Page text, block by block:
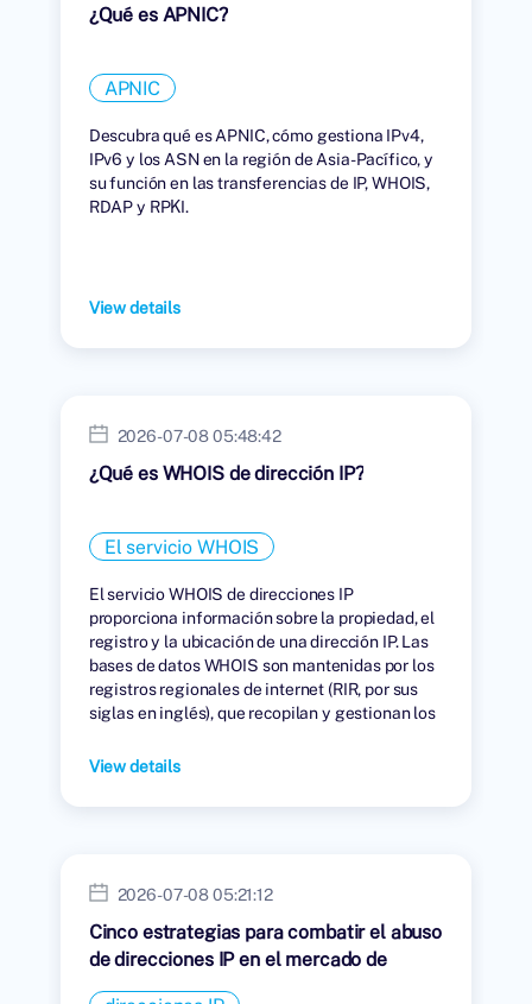
¿Qué es APNIC?
APNIC
Descubra qué es APNIC, cómo gestiona IPv4,
IPv6 y los ASN en la región de Asia-Pacífico, y
su función en las transferencias de IP, WHOIS,
RDAP y RPKI.
View details
2026-07-08 05:48:42
¿Qué es WHOIS de dirección IP?
El servicio WHOIS
El servicio WHOIS de direcciones IP
proporciona información sobre la propiedad, el
registro y la ubicación de una dirección IP. Las
bases de datos WHOIS son mantenidas por los
registros regionales de internet (RIR, por sus
siglas en inglés), que recopilan y gestionan los
que se les han asignado direcciones IP.
View details
2026-07-08 05:21:12
Cinco estrategias para combatir el abuso
de direcciones IP en el mercado de
arrendamiento.